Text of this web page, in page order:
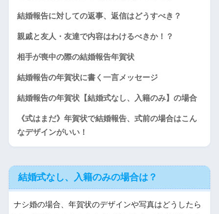
結婚報告に対しての返事、返信はどうすべき？
親戚と友人・友達で内容はわけるべきか！？
相手が喪中の際の結婚報告年賀状
結婚報告の年賀状に書く一言メッセージ
結婚報告の年賀状【結婚式なし、入籍のみ】の場合
《式はまだ》年賀状で結婚報告、式前の場合はこん
なデザインがいい！
結婚式なし、入籍のみの場合は？
ナシ婚の場合、年賀状のデザインや写真はどうしたら